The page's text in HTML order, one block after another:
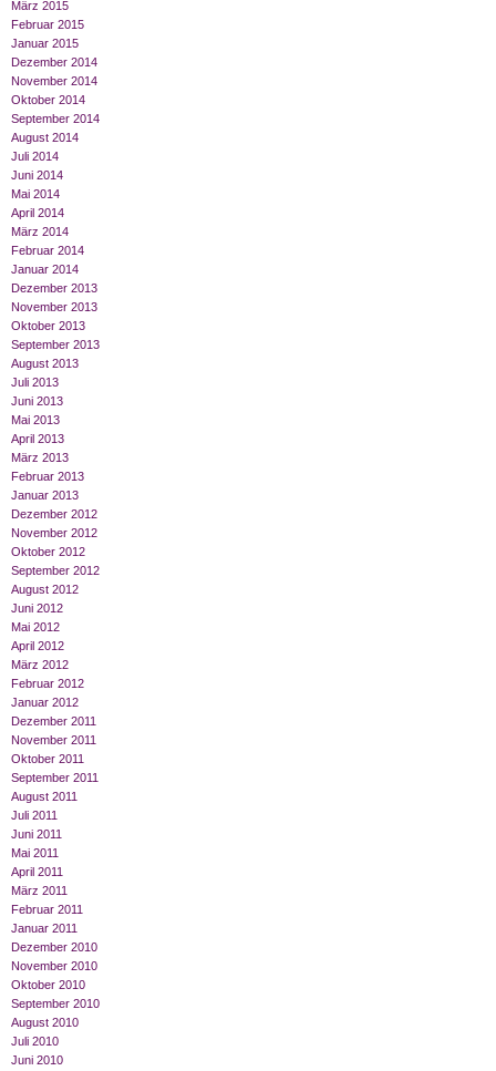
März 2015
Februar 2015
Januar 2015
Dezember 2014
November 2014
Oktober 2014
September 2014
August 2014
Juli 2014
Juni 2014
Mai 2014
April 2014
März 2014
Februar 2014
Januar 2014
Dezember 2013
November 2013
Oktober 2013
September 2013
August 2013
Juli 2013
Juni 2013
Mai 2013
April 2013
März 2013
Februar 2013
Januar 2013
Dezember 2012
November 2012
Oktober 2012
September 2012
August 2012
Juni 2012
Mai 2012
April 2012
März 2012
Februar 2012
Januar 2012
Dezember 2011
November 2011
Oktober 2011
September 2011
August 2011
Juli 2011
Juni 2011
Mai 2011
April 2011
März 2011
Februar 2011
Januar 2011
Dezember 2010
November 2010
Oktober 2010
September 2010
August 2010
Juli 2010
Juni 2010